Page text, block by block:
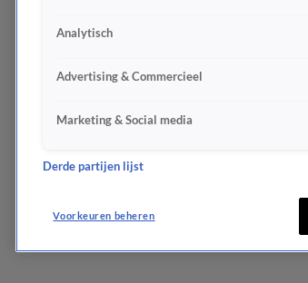
Analytisch
Advertising & Commercieel
Marketing & Social media
Derde partijen lijst
Voorkeuren beheren